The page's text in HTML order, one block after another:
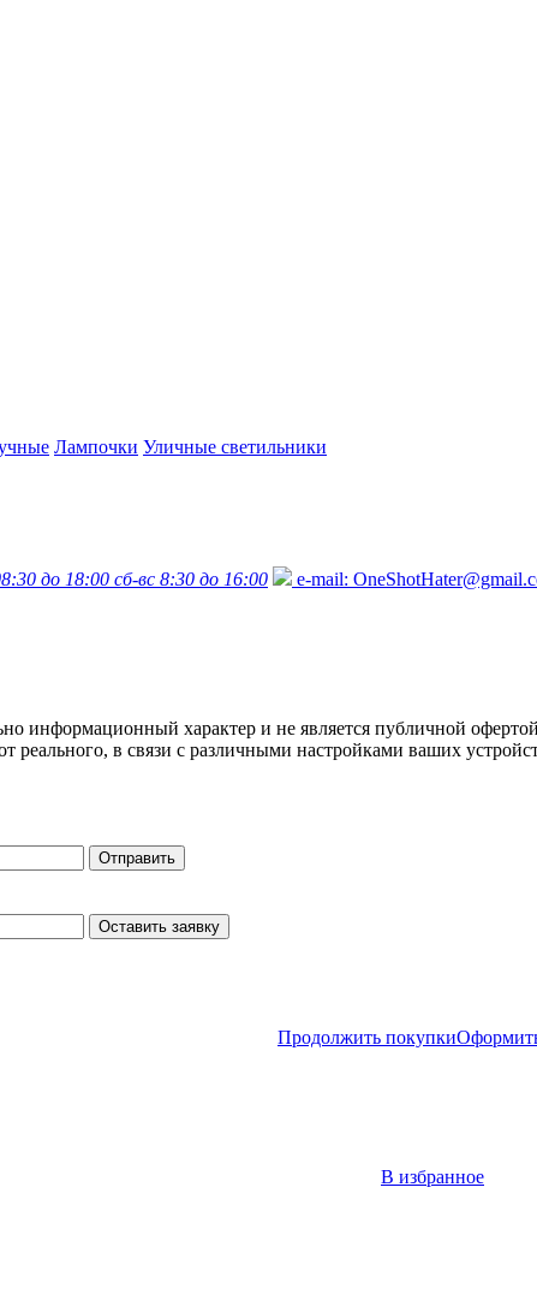
Лампочки Уличные светильники
до 18:00 сб-вс 8:30 до 16:00 e-mail:
информационный характер и не является публичной
реального, в связи с различными настройками ваших
Отправить
Оставить заявку
Продолжить покупки
В избранное